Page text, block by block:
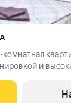
и
и отдыха